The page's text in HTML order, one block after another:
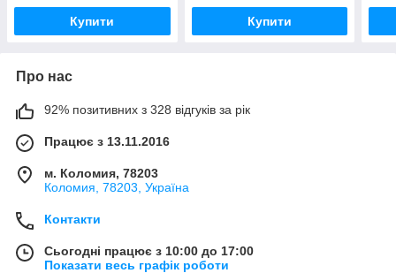
Купити Купити
Про нас
92% позитивних з 328 відгуків за рік
Працює з 13.11.2016
м. Коломия, 78203
Коломия, 78203, Україна
Контакти
Сьогодні працює з 10:00 до 17:00
Показати весь графік роботи